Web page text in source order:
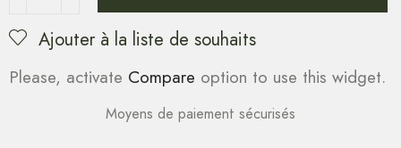
Ajouter à la liste de souhaits
Please, activate Compare option to use this widget.
Moyens de paiement sécurisés